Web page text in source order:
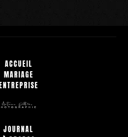
ACCUEIL
MARIAGE
ENTREPRISE
JOURNAL